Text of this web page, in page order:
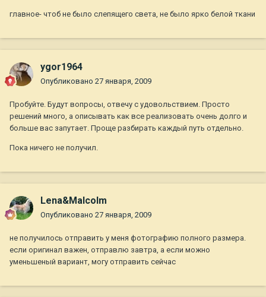
главное- чтоб не было слепящего света, не было ярко белой ткани
ygor1964
Опубликовано 27 января, 2009
Пробуйте. Будут вопросы, отвечу с удовольствием. Просто
решений много, а описывать как все реализовать очень долго и
больше вас запутает. Проще разбирать каждый путь отдельно.
Пока ничего не получил.
Lena&Malcolm
Опубликовано 27 января, 2009
не получилось отправить у меня фотографию полного размера.
если оригинал важен, отправлю завтра, а если можно
уменьшеный вариант, могу отправить сейчас